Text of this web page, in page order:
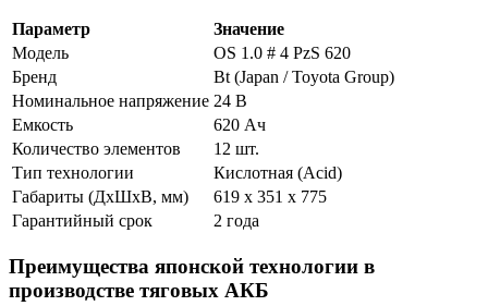
Параметр
Значение
Модель
OS 1.0 # 4 PzS 620
Бренд
Bt (Japan / Toyota Group)
Номинальное напряжение 24 В
Емкость
620 Ач
Количество элементов
12 шт.
Тип технологии
Кислотная (Acid)
Габариты (ДхШхВ, мм)
619 х 351 х 775
Гарантийный срок
2 года
Преимущества японской технологии в
производстве тяговых АКБ